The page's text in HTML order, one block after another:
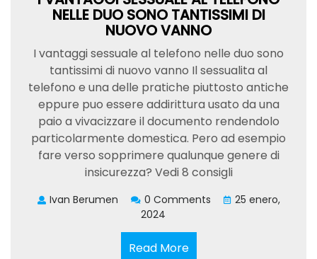
NELLE DUO SONO TANTISSIMI DI
NUOVO VANNO
I vantaggi sessuale al telefono nelle duo sono
tantissimi di nuovo vanno Il sessualita al
telefono e una delle pratiche piuttosto antiche
eppure puo essere addirittura usato da una
paio a vivacizzare il documento rendendolo
particolarmente domestica. Pero ad esempio
fare verso sopprimere qualunque genere di
insicurezza? Vedi 8 consigli
Ivan Berumen 0 Comments
25 enero,
2024
Read MoreRead